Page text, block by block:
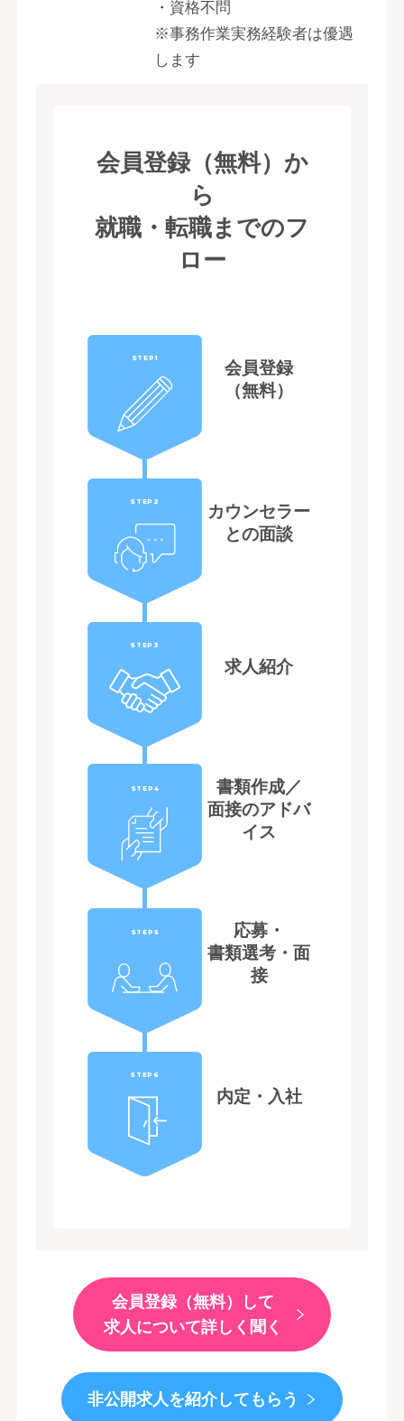
・資格不問
※事務作業実務経験者は優遇
します
会員登録（無料）か
ら
就職・転職までのフ
ロー
STEP1
会員登録
（無料）
STEP2
カウンセラー
との面談
STEP3
求人紹介
STEP4
書類作成／
面接のアドバ
イス
STEP5
応募・
書類選考・面
接
STEP6
内定・入社
会員登録（無料）して
求人について詳しく聞く
非公開求人を紹介してもらう